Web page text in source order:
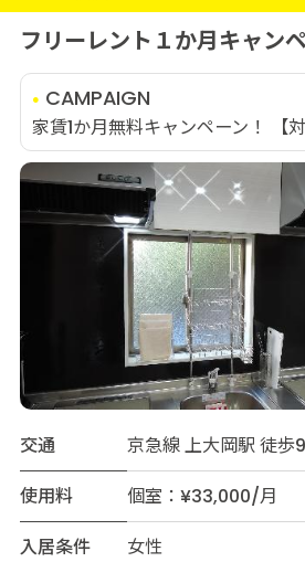
フリーレント１か月キャン
CAMPAIGN
家賃1か月無料キャンペーン！ 【
交通
京急線 上大岡駅 徒歩
使用料
個室：¥33,000/月
入居条件
女性